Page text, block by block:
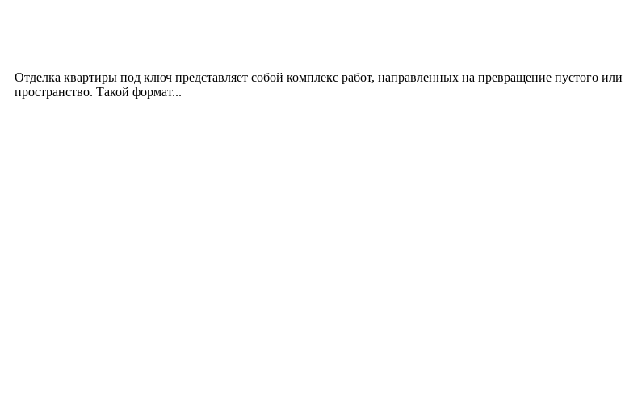
Отделка квартиры под ключ представляет собой комплекс работ, направленных на превращение пустого
пространство. Такой формат...